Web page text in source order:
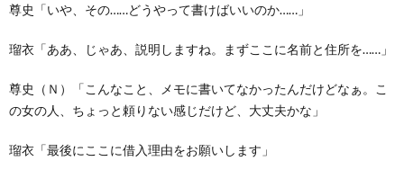
尊史「いや、その……どうやって書けばいいのか……」
瑠衣「ああ、じゃあ、説明しますね。まずここに名前と住所を……」
尊史（Ｎ）「こんなこと、メモに書いてなかったんだけどなぁ。こ
の女の人、ちょっと頼りない感じだけど、大丈夫かな」
瑠衣「最後にここに借入理由をお願いします」